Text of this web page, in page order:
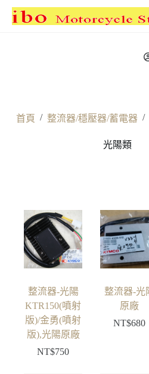
首頁 / 整流器/穩壓器/蓄電器 /
光陽類
整流器-光陽
KTR150(噴射
版)/金勇(噴射
版),光陽原廠
NT$750
整流器-光
原廠
NT$680